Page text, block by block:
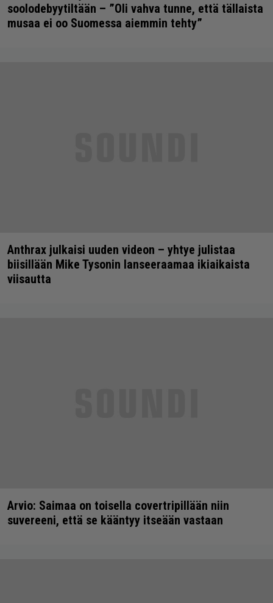
soolodebyytiltään – ”Oli vahva tunne, että tällaista
musaa ei oo Suomessa aiemmin tehty”
Anthrax julkaisi uuden videon – yhtye julistaa
biisillään Mike Tysonin lanseeraamaa ikiaikaista
viisautta
Arvio: Saimaa on toisella covertripillään niin
suvereeni, että se kääntyy itseään vastaan